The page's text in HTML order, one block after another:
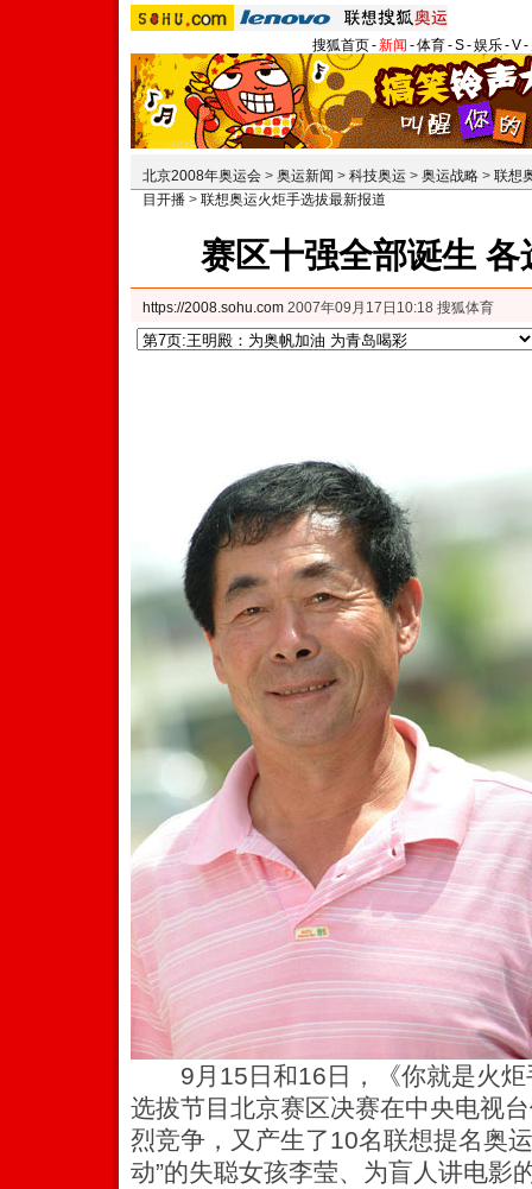
搜狐首页-新闻 -体育-S-娱乐-V-
北京2008年奥运会 > 奥运新闻 > 科技奥运 > 奥运战略 > 联想
目开播 > 联想奥运火炬手选拔最新报道
赛区十强全部诞生
https://2008.sohu.com 2007年09月17日10:18 搜狐体育
9月15日和16日，《你就是火炬
选拔节目北京赛区决赛在中央电视
烈竞争，又产生了10名联想提名奥
动”的失聪女孩李莹、为盲人讲电影